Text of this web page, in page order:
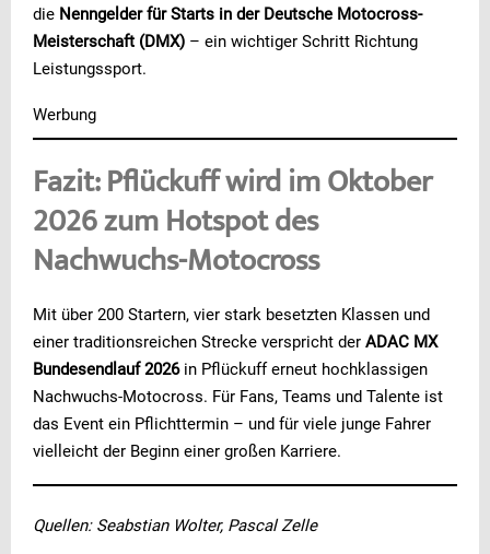
die Nenngelder für Starts in der Deutsche Motocross-
Meisterschaft (DMX) – ein wichtiger Schritt Richtung
Leistungssport.
Werbung
Fazit: Pflückuff wird im Oktober
2026 zum Hotspot des
Nachwuchs-Motocross
Mit über 200 Startern, vier stark besetzten Klassen und
einer traditionsreichen Strecke verspricht der ADAC MX
Bundesendlauf 2026in Pflückuff erneut hochklassigen
Nachwuchs-Motocross. Für Fans, Teams und Talente ist
das Event ein Pflichttermin – und für viele junge Fahrer
vielleicht der Beginn einer großen Karriere.
Quellen: Seabstian Wolter, Pascal Zelle